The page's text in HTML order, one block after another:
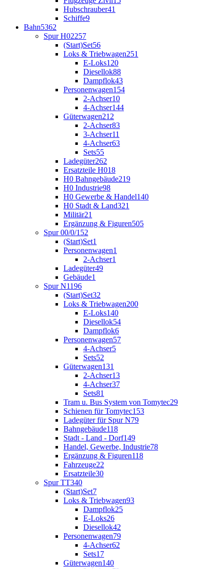
Hubschrauber41
Schiffe9
Bahn5362
Spur H02257
(Start)Set56
Loks & Triebwagen251
E-Loks120
Diesellok88
Dampflok43
Personenwagen154
2-Achser10
4-Achser144
Güterwagen212
2-Achser83
3-Achser11
4-Achser63
Sets55
Ladegüter262
Ersatzteile H018
H0 Bahngebäude219
H0 Industrie98
H0 Gewerbe & Handel140
H0 Stadt & Land321
Militär21
Ergänzung & Figuren505
Spur 00/0/1 52
(Start)Set1
Personenwagen1
2-Achser1
Ladegüter49
Gebäude1
Spur N1196
(Start)Set32
Loks & Triebwagen200
E-Loks140
Diesellok54
Dampflok6
Personenwagen57
4-Achser5
Sets52
Güterwagen131
2-Achser13
4-Achser37
Sets81
Tram u. Bus System von Tomytec29
Schienen für Tomytec153
Ladegüter für Spur N79
Bahngebäude118
Stadt - Land - Dorf149
Handel, Gewerbe, Industrie78
Ergänzung & Figuren118
Fahrzeuge22
Ersatzteile30
Spur TT340
(Start)Set7
Loks & Triebwagen93
Dampflok25
E-Loks26
Diesellok42
Personenwagen79
4-Achser62
Sets17
Güterwagen140